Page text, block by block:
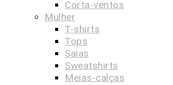
Corta-ventos
Mulher
T-shirts
Tops
Saias
Sweatshirts
Meias-calças